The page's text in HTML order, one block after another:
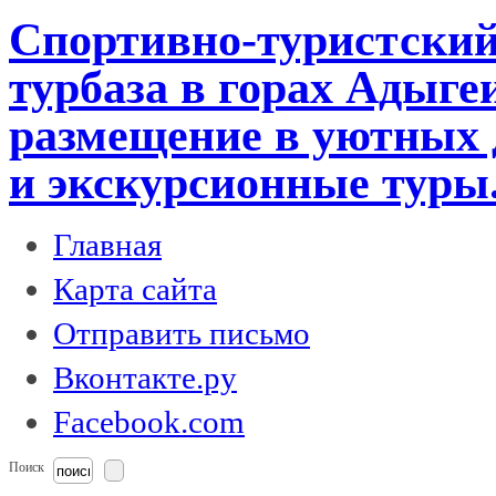
Спортивно-
турбаза в горах
размещение в уютных
и экскурсионные
Главная
Карта сайта
Отправить письмо
Вконтакте.ру
Facebook.com
Поиск